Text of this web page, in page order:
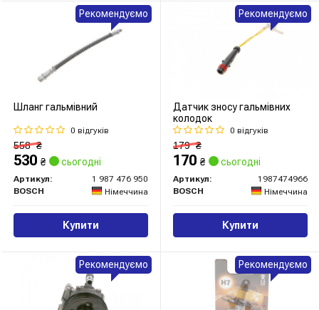
Шланг гальмівний
0 відгуків
558₴
530 ₴ сьогодні
Артикул:
1 987 476 950
BOSCH
Німеччина
Купити
Рекомендуємо
Датчик зносу гальмівних
колодок
0 відгуків
179₴
170 ₴ сьогодні
Артикул:
1987474966
BOSCH
Німеччина
Купити
Рекомендуємо
Рекомендуємо Рекомендуємо